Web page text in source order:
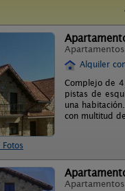
Fotos
Alquiler
Complejo de
pistas de
una
con multitud